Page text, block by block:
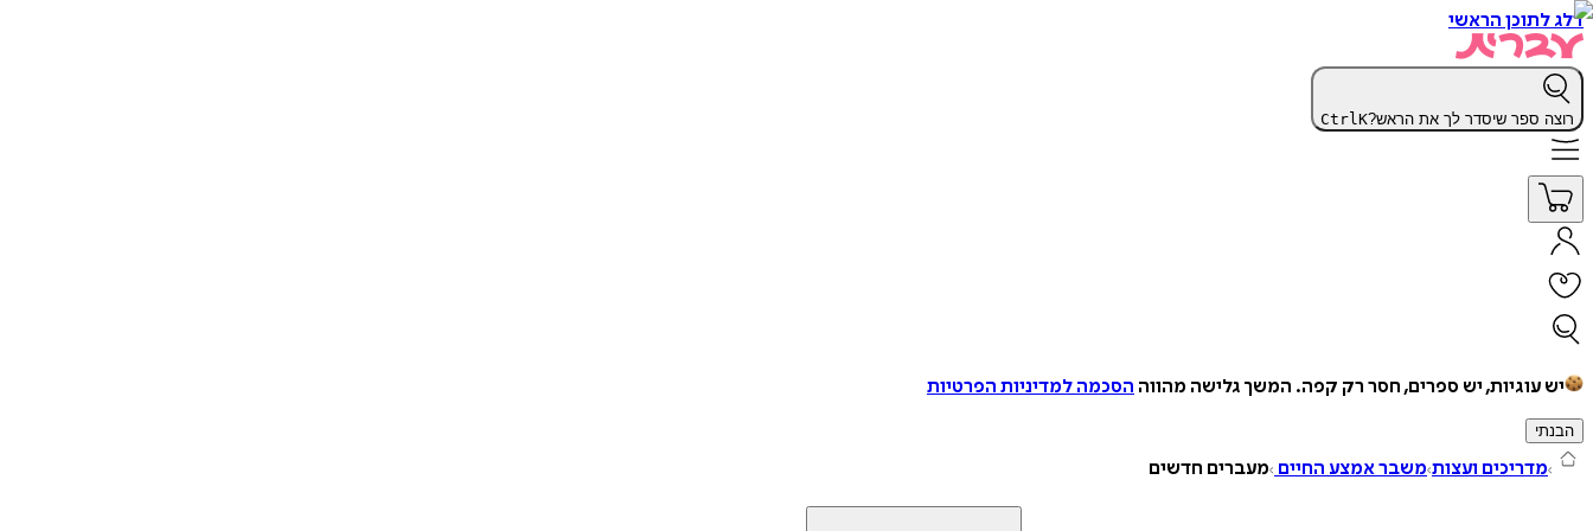
דלג לתוכן הראשי
רוצה ספר שיסדר לך את הראש? CtrlK
יש עוגיות, יש ספרים, חסר רק קפה. המשך גלישה מהווה הסכמה למדיניות הפרטיות
הבנתי
מדריכים ועצות משבר אמצע החיים מעברים חדשים